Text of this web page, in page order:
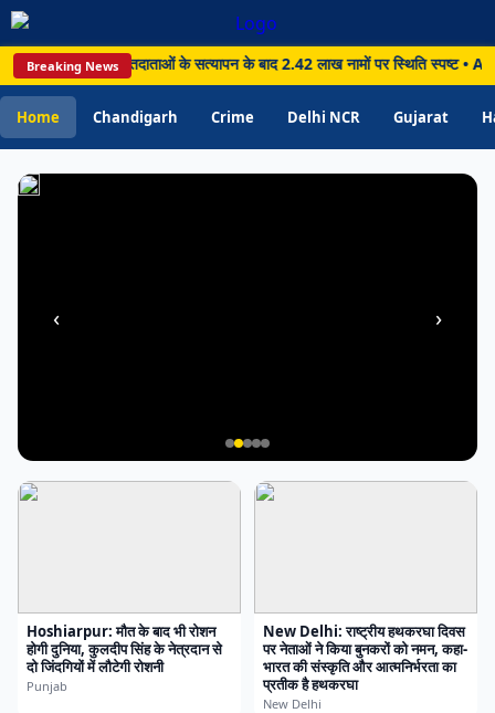
Breaking News
19.73 लाख मतदाताओं के सत्यापन के बाद 2.42 लाख नामों पर स्थिति स्पष्ट •
Home Chandigarh Crime Delhi NCR Gujarat
‹ ›
के
त्वरित
निपटारे
की
तैयारी
Hoshiarpur: मौत के बाद भी रोशन
होगी दुनिया, कुलदीप सिंह के नेत्रदान से
दो जिंदगियों में लौटेगी रोशनी
Punjab
New Delhi: राष्ट्रीय हथकरघा दिवस
पर नेताओं ने किया बुनकरों को नमन, कहा-
भारत की संस्कृति और आत्मनिर्भरता का
प्रतीक है हथकरघा
New Delhi